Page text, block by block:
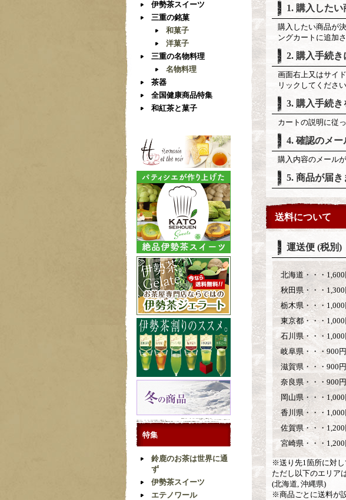
伊勢茶スイーツ
三重の銘菓
和菓子
洋菓子
三重の名物料理
名物料理
茶器
全国健康商品特集
和紅茶と菓子
特集
鈴鹿のお茶は世界に通
ず
伊勢茶スイーツ
エテノワール
1. 購入した
購入したい商品が
ングカートに追加さ
2. 購入手続き
画面右上又はサイ
リックしてください
3. 購入手続き
カートの説明に従
4. 確認のメ
購入内容のメールが
5. 商品が届き
送料について
運送便 (税別)
北海道・・・
秋田県・・・1,300
栃木県・・・1,000
東京都・・・1,000
石川県・・・1,000
岐阜県・・・900円
滋賀県・・・900円
奈良県・・・900円
岡山県・・・1,000
香川県・・・1,000
佐賀県・・・1,200
宮崎県・・・1,200
※送り先1箇所に対し
ただし以下のエリア
(北海道, 沖縄県)
※商品ごとに送料が